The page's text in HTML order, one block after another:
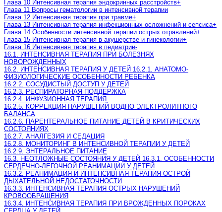
Глава 10 Интенсивная терапия эндокринных расстройств+
Глава 11 Вопросы гематологии в интенсивной терапии
Глава 12 Интенсивная терапия при травме+
Глава 13 Интенсивная терапия инфекционных осложнений и сепсиса+
Глава 14 Особенности интенсивной терапии острых отравлений+
Глава 15 Интенсивная терапия в акушерстве и гинекологии+
Глава 16 Интенсивная терапия в педиатрии-
16.1. ИНТЕНСИВНАЯ ТЕРАПИЯ ПРИ БОЛЕЗНЯХ
НОВОРОЖДЕННЫХ
16.2. ИНТЕНСИВНАЯ ТЕРАПИЯ У ДЕТЕЙ 16.2.1. АНАТОМО-
ФИЗИОЛОГИЧЕСКИЕ ОСОБЕННОСТИ РЕБЕНКА
16.2.2. СОСУДИСТЫЙ ДОСТУП У ДЕТЕЙ
16.2.3. РЕСПИРАТОРНАЯ ПОДДЕРЖКА
16.2.4. ИНФУЗИОННАЯ ТЕРАПИЯ
16.2.5. КОРРЕКЦИЯ НАРУШЕНИЙ ВОДНО-ЭЛЕКТРОЛИТНОГО
БАЛАНСА
16.2.6. ПАРЕНТЕРАЛЬНОЕ ПИТАНИЕ ДЕТЕЙ В КРИТИЧЕСКИХ
СОСТОЯНИЯХ
16.2.7. АНАЛГЕЗИЯ И СЕДАЦИЯ
16.2.8. МОНИТОРИНГ В ИНТЕНСИВНОЙ ТЕРАПИИ У ДЕТЕЙ
16.2.9. ЭНТЕРАЛЬНОЕ ПИТАНИЕ
16.3. НЕОТЛОЖНЫЕ СОСТОЯНИЯ У ДЕТЕЙ 16.3.1. ОСОБЕННОСТИ
СЕРДЕЧНО-ЛЕГОЧНОЙ РЕАНИМАЦИИ У ДЕТЕЙ
16.3.2. РЕАНИМАЦИЯ И ИНТЕНСИВНАЯ ТЕРАПИЯ ОСТРОЙ
ДЫХАТЕЛЬНОЙ НЕДОСТАТОЧНОСТИ
16.3.3. ИНТЕНСИВНАЯ ТЕРАПИЯ ОСТРЫХ НАРУШЕНИЙ
КРОВООБРАЩЕНИЯ
16.3.4. ИНТЕНСИВНАЯ ТЕРАПИЯ ПРИ ВРОЖДЕННЫХ ПОРОКАХ